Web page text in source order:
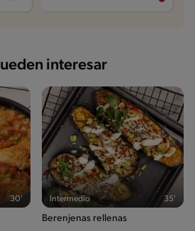
interesar
30' Intermedio 35'
Berenjenas rellenas